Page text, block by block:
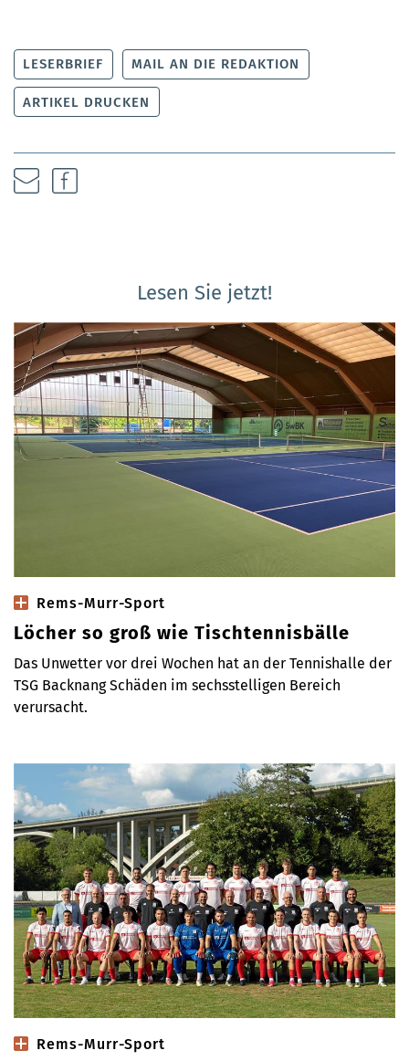
LESERBRIEF MAIL AN DIE REDAKTION
ARTIKEL DRUCKEN
Lesen Sie jetzt!
Rems-Murr-Sport
Löcher so groß wie Tischtennisbälle
Das Unwetter vor drei Wochen hat an der Tennishalle der
TSG Backnang Schäden im sechsstelligen Bereich
verursacht.
Rems-Murr-Sport